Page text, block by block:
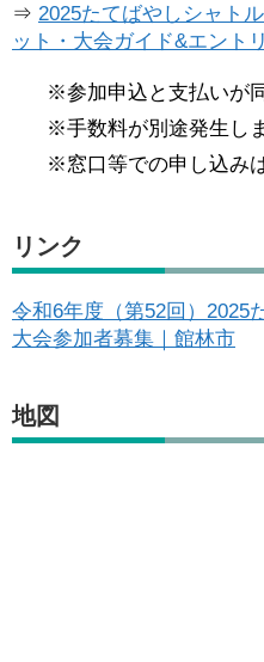
⇒ 2025たてばやしシャト
ット・大会ガイド&エント
※参加申込と支払いが
※手数料が別途発生し
※窓口等での申し込み
リンク
令和6年度（第52回）2025
大会参加者募集｜館林市
地図